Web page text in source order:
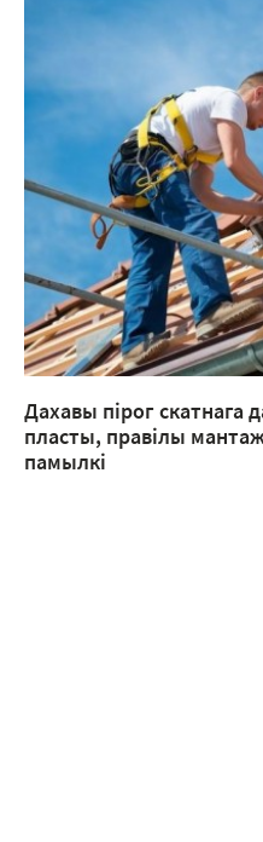
Дахавы пірог скатнага
пласты, правілы
памылкі